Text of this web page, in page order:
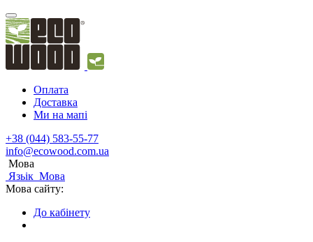
Оплата
Доставка
Ми на мапі
+38 (044) 583-55-77
info@ecowood.com.ua
Мова
Язьік Мова
Мова сайту:
До кабінету